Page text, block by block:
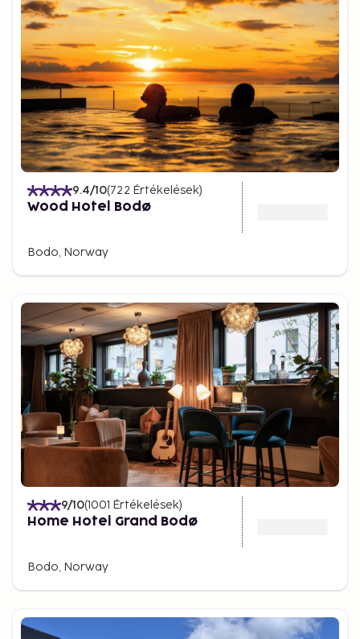
9.4/10(722 Értékelések)
Wood Hotel Bodø
Bodo, Norway
9/10(1001 Értékelések)
Home Hotel Grand Bodø
Bodo, Norway